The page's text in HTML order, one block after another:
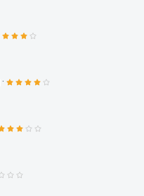
·